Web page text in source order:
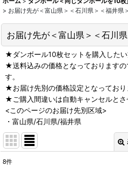
> お届け先が＜富山県＞＜石川県＞＜福井県＞
お届け先が＜富山県＞＜石川
★ダンボール10枚セットを購入したい
★送料込みの価格となっておりますの
す。
★お届け先別の価格設定となっており
★ご購入間違いは自動キャンセルとさ
<このページのお届け先別区域>
・富山県/石川県/福井県
8件